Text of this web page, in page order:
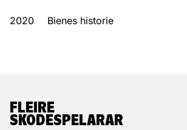
2020 Bienes historie
FLEIRE
SKODESPELARAR